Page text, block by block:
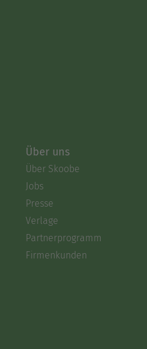
Über uns
Über Skoobe
Jobs
Presse
Verlage
Partnerprogramm
Firmenkunden